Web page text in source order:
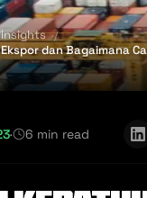
Insights
dan Bagaimana
· 6 min read